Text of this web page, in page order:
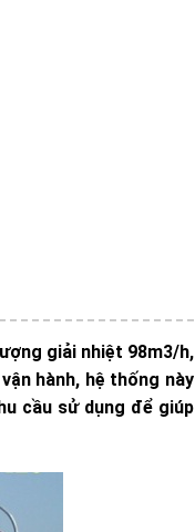
giải nhiệt 98m3/h,
hành, hệ thống này
cầu sử dụng để giúp